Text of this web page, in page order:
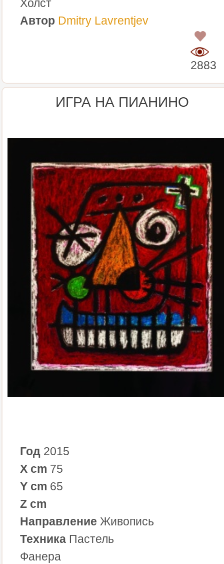
Холст
Автор Dmitry Lavrentjev
2883
ИГРА НА ПИАНИНО
Год 2015
X cm 75
Y cm 65
Z cm
Направление Живопись
Техника Пастель
Фанера